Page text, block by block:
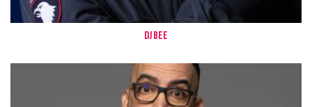
Dj Bee